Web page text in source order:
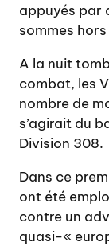
appuyés par
sommes
A la nuit
combat, les
nombre de
s’agirait du
Division 308.
Dans ce
ont été
contre un
quasi-«